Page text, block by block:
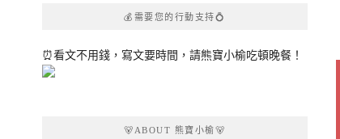
💰需要您的行動支持💍
⏰看文不用錢，寫文要時間，請熊寶小榆吃頓晚餐！
🐻ABOUT 熊寶小榆🐻